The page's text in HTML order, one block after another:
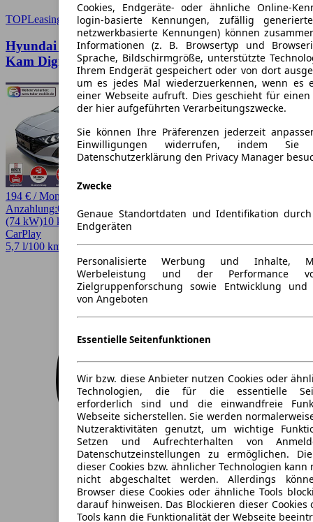
Cookies, Endgeräte- oder ähnliche Online-
login-basierte Kennungen, zufällig
netzwerkbasierte Kennungen) können
Informationen (z. B. Browsertyp und
Sprache, Bildschirmgröße, unterstützte
Ihrem Endgerät gespeichert oder von dort
um es jedes Mal wiederzuerkennen, wenn es
einer Webseite aufruft. Dies geschieht für
der hier aufgeführten Verarbeitungszwecke.
Sie können Ihre Präferenzen jederzeit
Einwilligungen widerrufen, indem
Datenschutzerklärung den Privacy Manager
Zwecke
Genaue Standortdaten und Identifikation
Endgeräten
Personalisierte Werbung und Inhalte,
Werbeleistung und der Performance
Zielgruppenforschung sowie Entwicklung und
von Angeboten
Essentielle Seitenfunktionen
Wir bzw. diese Anbieter nutzen Cookies oder
Technologien, die für die essentielle
erforderlich sind und die einwandfreie
Webseite sicherstellen. Sie werden
Nutzeraktivitäten genutzt, um wichtige
Setzen und Aufrechterhalten von
Datenschutzeinstellungen zu ermöglichen.
dieser Cookies bzw. ähnlicher Technologien kann
nicht abgeschaltet werden. Allerdings
Browser diese Cookies oder ähnliche Tools
darauf hinweisen. Das Blockieren dieser
Tools kann die Funktionalität der Webseite
TOPLeasing
Hyundai i20 Nav CarPlay 16Z StyleP Black Temp
Kam DigiCo
194 € / Monat
Anzahlung:0,00 € Laufzeit:48 Monate km/Jahr:10.000Benzin
101 PS
(74 kW)10 km EZ 06/2026Schaltgetriebe Kleinwagen4 Türen
CarPlay
5,7 l/100 km (komb.)* · 130 g/km CO2* · CO2-Klasse D